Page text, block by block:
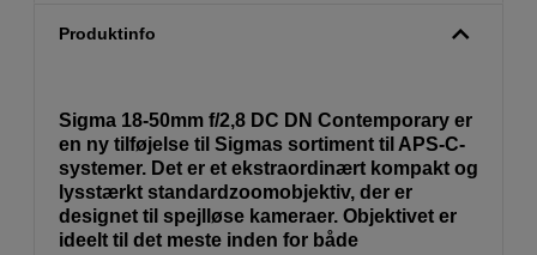
Produktinfo
Sigma 18-50mm f/2,8 DC DN Contemporary er
en ny tilføjelse til Sigmas sortiment til APS-C-
systemer. Det er et ekstraordinært kompakt og
lysstærkt standardzoomobjektiv, der er
designet til spejlløse kameraer. Objektivet er
ideelt til det meste inden for både